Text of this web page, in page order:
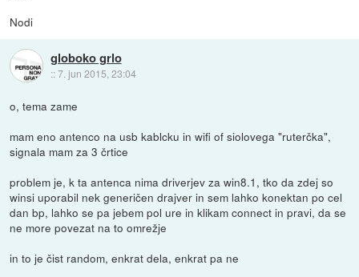
Nodi
globoko grlo
::7. jun 2015, 23:04
o, tema zame
mam eno antenco na usb kablcku in wifi of siolovega "ruterčka",
signala mam za 3 črtice
problem je, k ta antenca nima driverjev za win8.1, tko da zdej so
winsi uporabil nek generičen drajver in sem lahko konektan po cel
dan bp, lahko se pa jebem pol ure in klikam connect in pravi, da se
ne more povezat na to omrežje
in to je čist random, enkrat dela, enkrat pa ne